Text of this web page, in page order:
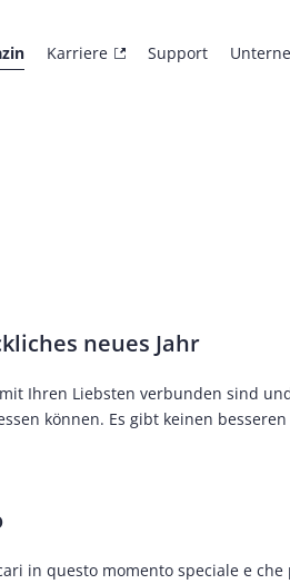
Karriere Support
neues Jahr
Ihren Liebsten verbunden sind
können. Es gibt keinen
in questo momento speciale e